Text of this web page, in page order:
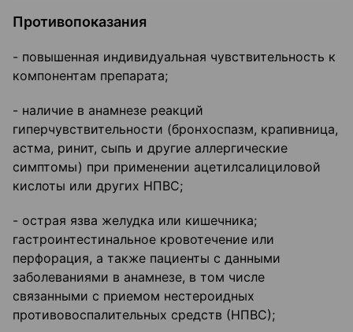
Противопоказания
- повышенная индивидуальная чувствительность к
компонентам препарата;
- наличие в анамнезе реакций
гиперчувствительности (бронхоспазм, крапивница,
астма, ринит, сыпь и другие аллергические
симптомы) при применении ацетилсалициловой
кислоты или других НПВС;
- острая язва желудка или кишечника;
гастроинтестинальное кровотечение или
перфорация, а также пациенты с данными
заболеваниями в анамнезе, в том числе
связанными с приемом нестероидных
противовоспалительных средств (НПВС);